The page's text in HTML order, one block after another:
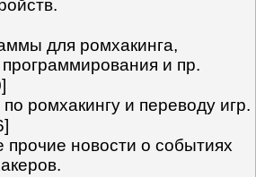
для ромхакинга,
и пр.
ромхакингу и переводу игр.
прочие новости о событиях